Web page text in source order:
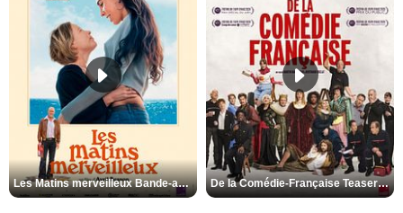
Les Matins merveilleux Bande-annonce VF De la Comédie-Française Teaser VF